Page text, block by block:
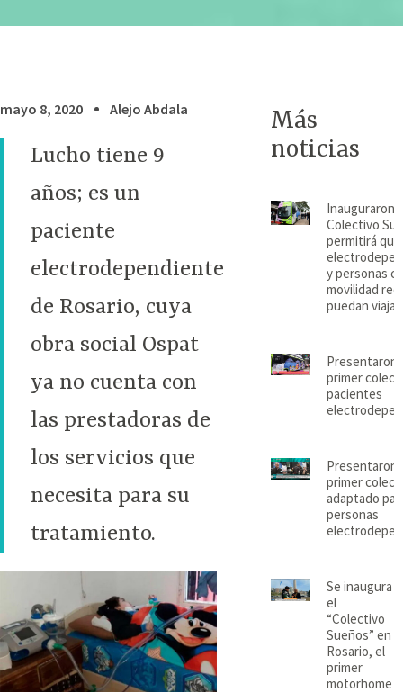
mayo 8, 2020 Alejo Abdala
Lucho tiene 9
años; es un
paciente
electrodependiente
de Rosario, cuya
obra social Ospat
ya no cuenta con
las prestadoras de
los servicios que
necesita para su
tratamiento.
Más
noticias
Inauguraron
Colectivo
permitirá que
y personas
movilidad
puedan viajar
Presentaron
primer
pacientes
Presentaron
primer
adaptado
personas
Se inaugura
el
“Colectivo
Sueños” en
Rosario, el
primer
motorhome